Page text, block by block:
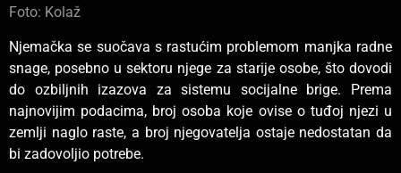
Foto: Kolaž
Njemačka se suočava s rastućim problemom manjka radne
snage, posebno u sektoru njege za starije osobe, što dovodi
do ozbiljnih izazova za sistemu socijalne brige. Prema
najnovijim podacima, broj osoba koje ovise o tuđoj njezi u
zemlji naglo raste, a broj njegovatelja ostaje nedostatan da
bi zadovoljio potrebe.